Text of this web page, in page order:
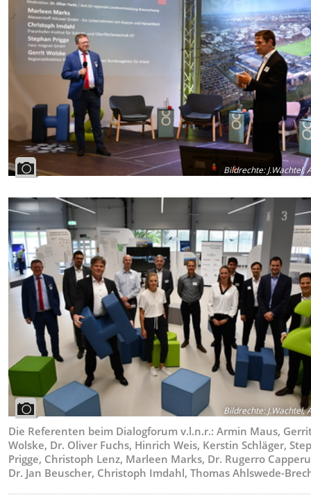
Bildrechte:J.Wachtel,
Bildrechte:J.Wachtel,
Die Referenten beim Dialogforum v.l.n.r.: Armin Maus,
Wolske, Dr. Oliver Fuchs, Hinrich Weis, Kerstin Schläger,
Prigge, Christoph Lenz, Marleen Marks, Dr. Rugerro
Dr. Jan Beuscher, Christoph Imdahl, Thomas Ahlswede-